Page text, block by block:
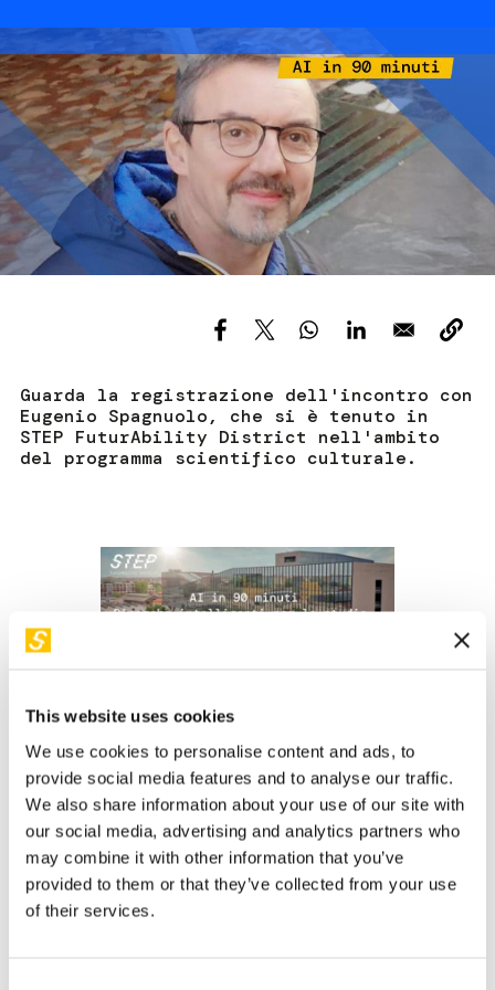
This website uses cookies
We use cookies to personalise content and ads, to
provide social media features and to analyse our traffic.
We also share information about your use of our site with
our social media, advertising and analytics partners who
may combine it with other information that you’ve
provided to them or that they’ve collected from your use
of their services.
Contact us
FAQs
Guarda la registrazione dell'incontro con
Eugenio Spagnuolo, che si è tenuto in
STEP FuturAbility District nell'ambito
del programma scientifico culturale.
In questo percorso di 3 incontri esploreremo l’Intelligenza
Artificiale da angolazioni diverse, combinando teoria e
pratica per scoprire come ottenere il massimo dall'AI
generativa. Dalle tecniche per comunicare con l’AI, alle